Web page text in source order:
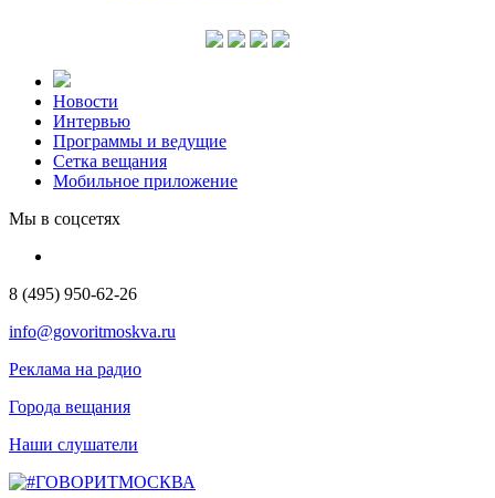
Новости
Интервью
Программы и ведущие
Сетка вещания
Мобильное приложение
Мы в соцсетях
8 (495) 950-62-26
info@govoritmoskva.ru
Реклама на радио
Города вещания
Наши слушатели